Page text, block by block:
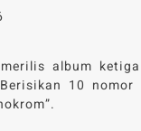
album
10